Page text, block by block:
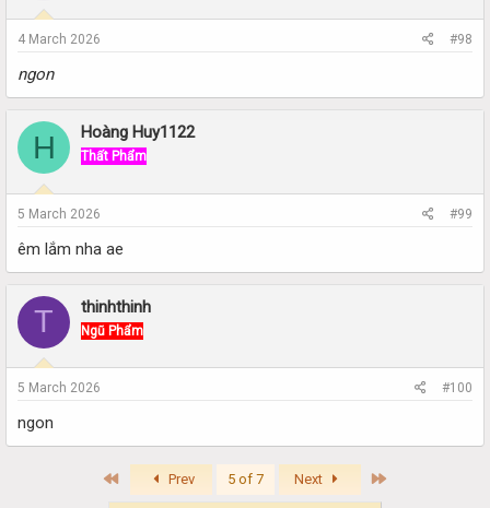
4 March 2026 #98
ngon
H Hoàng Huy1122
Thất Phẩm
5 March 2026 #99
êm lắm nha ae
T thinhthinh
Ngũ Phẩm
5 March 2026 #100
ngon
First Prev 5 of 7 Next